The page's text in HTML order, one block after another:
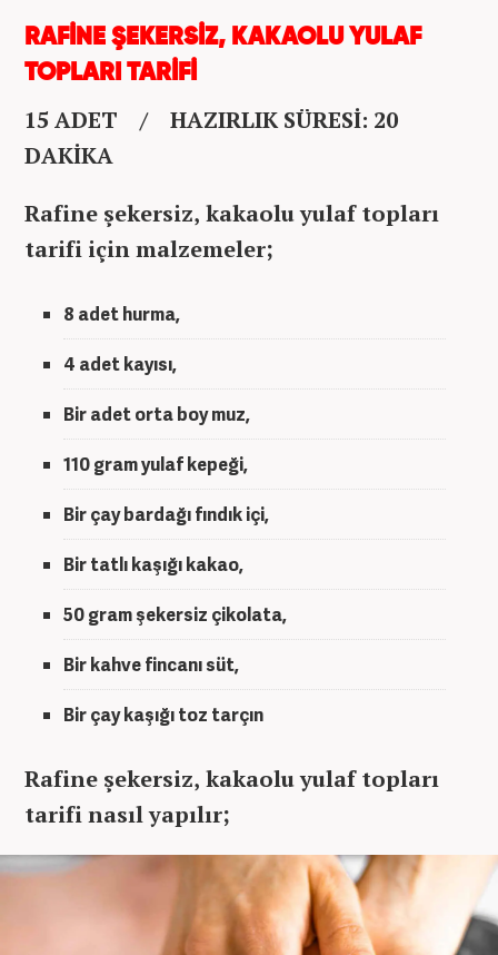
RAFİNE ŞEKERSİZ, KAKAOLU YULAF
TOPLARI TARİFİ
15 ADET / HAZIRLIK SÜRESİ: 20
DAKİKA
Rafine şekersiz, kakaolu yulaf topları
tarifi için malzemeler;
8 adet hurma,
4 adet kayısı,
Bir adet orta boy muz,
110 gram yulaf kepeği,
Bir çay bardağı fındık içi,
Bir tatlı kaşığı kakao,
50 gram şekersiz çikolata,
Bir kahve fincanı süt,
Bir çay kaşığı toz tarçın
Rafine şekersiz, kakaolu yulaf topları
tarifi nasıl yapılır;